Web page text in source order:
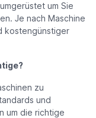
um Sie
Je nach Maschine
kostengünstiger
zu
und
um die richtige